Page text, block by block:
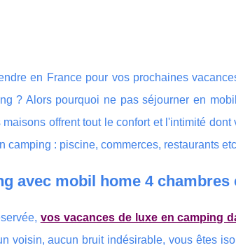
en France pour vos prochaines
? Alors pourquoi ne pas séjourner en
offrent tout le confort et l'intimité
camping : piscine, commerces, restaurants
avec mobil home 4 chambres
vos vacances de luxe en camping
voisin, aucun bruit indésirable, vous êtes